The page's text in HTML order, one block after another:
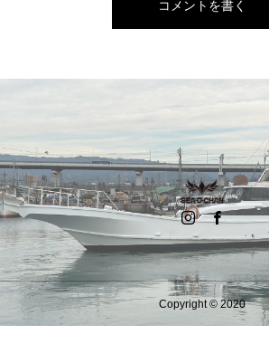
Copyright © 2020